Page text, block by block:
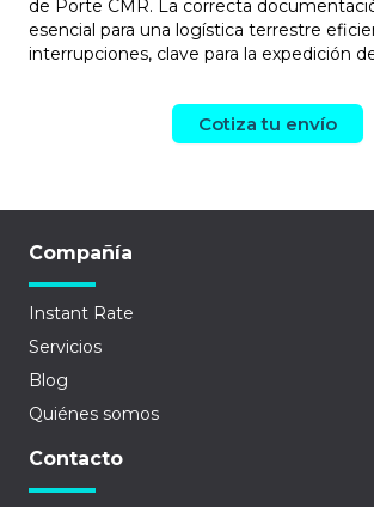
de Porte CMR. La correcta
esencial para una logística terrestre
interrupciones, clave para la expedición
Cotiza tu envío
Compañía
Instant Rate
Servicios
Blog
Quiénes somos
Contacto